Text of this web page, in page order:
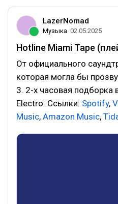
LazerNomad
Музыка 02.05.2025
Hotline Miami Tape
От официального
которая могла бы
3. 2-х часовая подборка
Electro. Ссылки: Spotify,
Music, Amazon Music,